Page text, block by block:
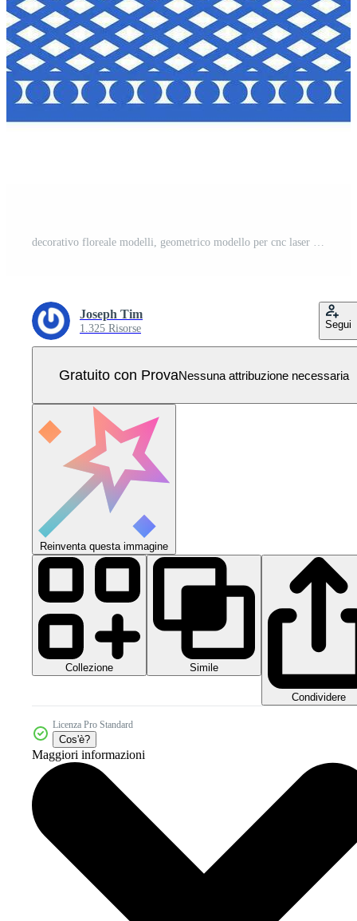
decorativo floreale modelli, geometrico modello per cnc laser taglio Vettore Pro
Joseph Tim
1.325 Risorse Segui
Gratuito con ProvaNessuna attribuzione necessaria
Reinventa questa immagine
Collezione Simile
Condividere
Licenza Pro Standard
Cos'è?
Maggiori informazioni